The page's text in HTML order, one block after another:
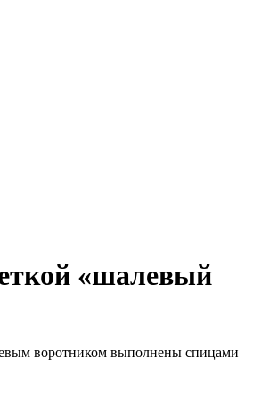
«шалевый
воротником выполнены спицами